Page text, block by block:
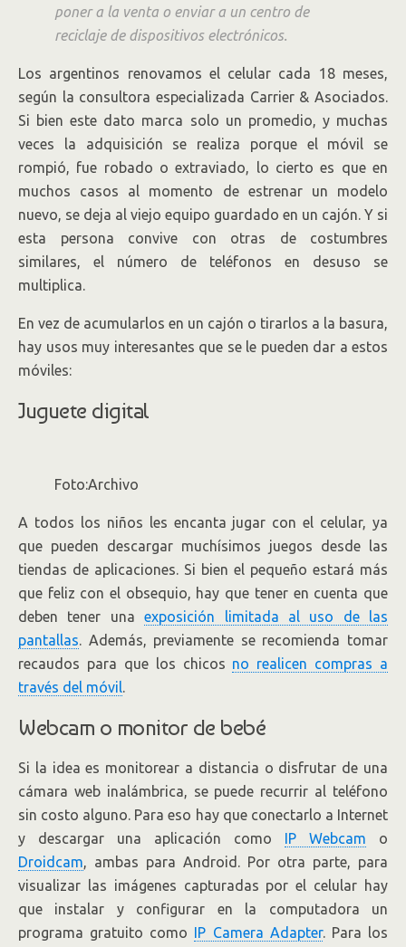
poner a la venta o enviar a un centro de
reciclaje de dispositivos electrónicos.
Los argentinos renovamos el celular cada 18 meses,
según la consultora especializada Carrier & Asociados.
Si bien este dato marca solo un promedio, y muchas
veces la adquisición se realiza porque el móvil se
rompió, fue robado o extraviado, lo cierto es que en
muchos casos al momento de estrenar un modelo
nuevo, se deja al viejo equipo guardado en un cajón. Y si
esta persona convive con otras de costumbres
similares, el número de teléfonos en desuso se
multiplica.
En vez de acumularlos en un cajón o tirarlos a la basura,
hay usos muy interesantes que se le pueden dar a estos
móviles:
Juguete digital
Foto:Archivo
A todos los niños les encanta jugar con el celular, ya
que pueden descargar muchísimos juegos desde las
tiendas de aplicaciones. Si bien el pequeño estará más
que feliz con el obsequio, hay que tener en cuenta que
deben tener unaexposición limitada al uso de las
pantallas. Además, previamente se recomienda tomar
recaudos para que los chicos no realicen compras a
través del móvil.
Webcam o monitor de bebé
Si la idea es monitorear a distancia o disfrutar de una
cámara web inalámbrica, se puede recurrir al teléfono
sin costo alguno. Para eso hay que conectarlo a Internet
y descargar una aplicación como IP Webcam o
Droidcam, ambas para Android. Por otra parte, para
visualizar las imágenes capturadas por el celular hay
que instalar y configurar en la computadora un
programa gratuito como IP Camera Adapter. Para los